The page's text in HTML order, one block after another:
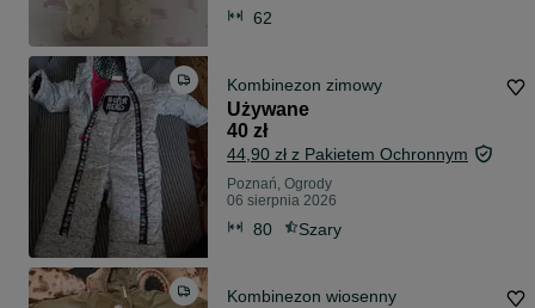
62
Kombinezon zimowy
Używane
40 zł
44,90 zł z Pakietem Ochronnym
Poznań, Ogrody
06 sierpnia 2026
80 Szary
Kombinezon wiosenny